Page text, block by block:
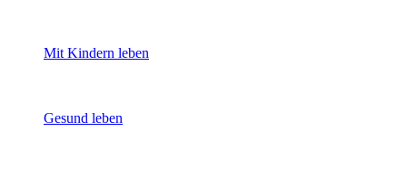
Mit Kindern leben
Gesund leben